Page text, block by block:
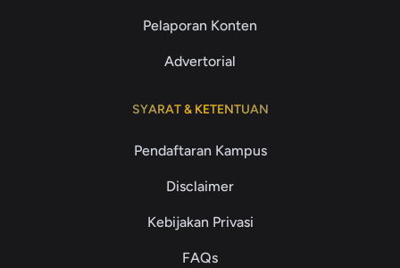
Pelaporan Konten
Advertorial
SYARAT & KETENTUAN
Pendaftaran Kampus
Disclaimer
Kebijakan Privasi
FAQs